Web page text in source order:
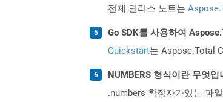
전체 릴리스 노트는
Go SDK를 사용하여
Quickstart는 Aspose.Total
NUMBERS 형식이란 무엇입
.numbers 확장자가있는 파